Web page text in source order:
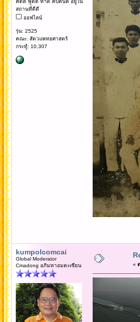
สถานที่ดีดี
ออฟไลน์
รุ่น: 2525
คณะ: สัตวแพทยศาสตร์
กระทู้: 10,307
kumpolcomcai
Global Moderator
Cmadong อภิมหาอมตะเซียน
«